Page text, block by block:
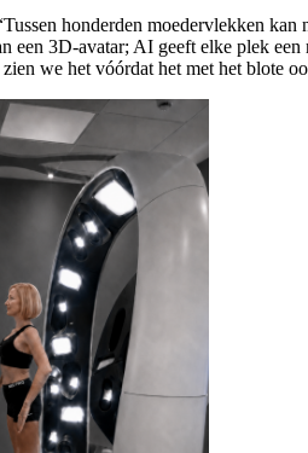
honderden moedervlekken
3D-avatar; AI geeft elke plek
we het vóórdat het met het blote